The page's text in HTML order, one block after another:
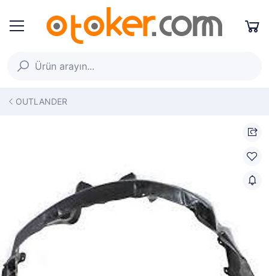
OUTLANDER